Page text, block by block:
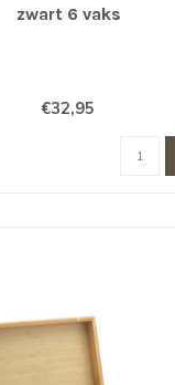
zwart 6 vaks
€32,95